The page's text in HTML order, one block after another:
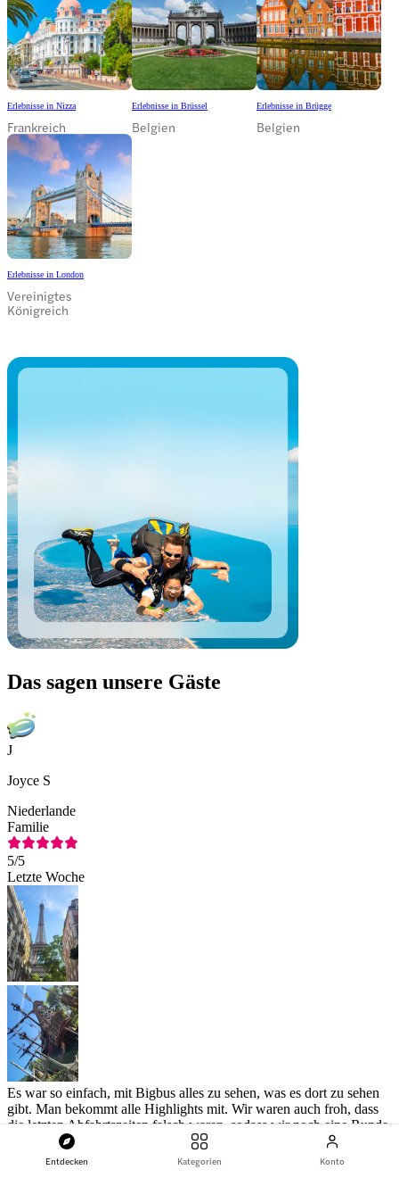
Entdecken Kategorien Konto
Erlebnisse in Nizza
Frankreich
Erlebnisse in Brüssel
Belgien
Erlebnisse in Brügge
Belgien
Erlebnisse in London
Vereinigtes
Königreich
Das sagen unsere Gäste
J
Joyce S
Niederlande
Familie
5/5
Letzte Woche
Es war so einfach, mit Bigbus alles zu sehen, was es dort zu sehen
gibt. Man bekommt alle Highlights mit. Wir waren auch froh, dass
die letzten Abfahrtszeiten falsch waren, sodass wir noch eine Runde
drehen konnten. Disneyland war zauberhaft. Unsere Tochter hatte
den Spaß ihres Lebens. Tochter glücklich … Mütter glücklich 😊
Originale Bewertung auf Englisch anzeigen